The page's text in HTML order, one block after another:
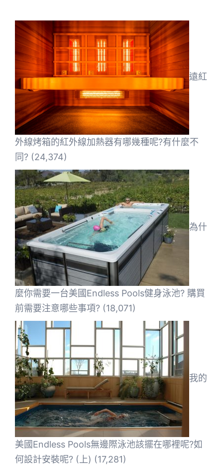
遠紅
外線烤箱的紅外線加熱器有哪幾種呢?有什麼不
同? (24,374)
為什
麼你需要一台美國Endless Pools健身泳池? 購買
前需要注意哪些事項? (18,071)
我的
美國Endless Pools無邊際泳池該擺在哪裡呢?如
何設計安裝呢? (上) (17,281)